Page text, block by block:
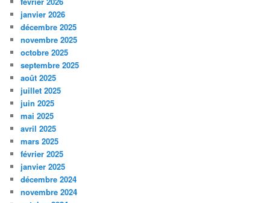
janvier 2026
décembre 2025
novembre 2025
octobre 2025
septembre 2025
août 2025
juillet 2025
juin 2025
mai 2025
avril 2025
mars 2025
février 2025
janvier 2025
décembre 2024
novembre 2024